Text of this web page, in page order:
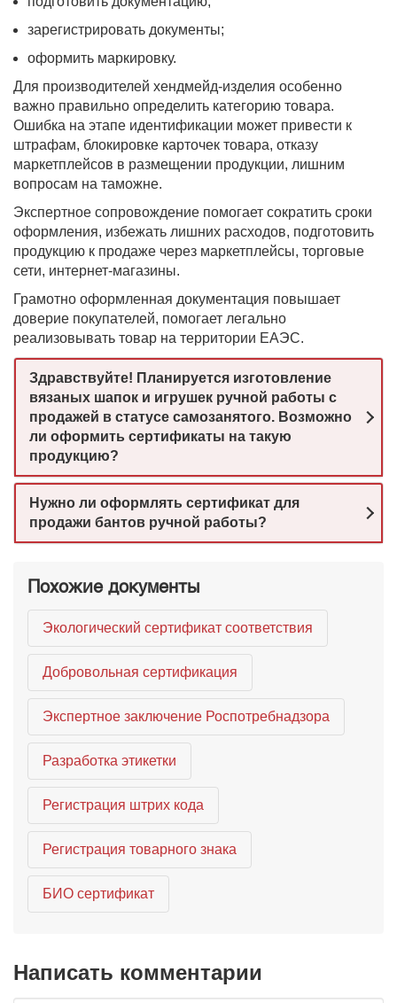
зарегистрировать документы;
оформить маркировку.
Для производителей хендмейд-изделия особенно
важно правильно определить категорию товара.
Ошибка на этапе идентификации может привести к
штрафам, блокировке карточек товара, отказу
маркетплейсов в размещении продукции, лишним
вопросам на таможне.
Экспертное сопровождение помогает сократить сроки
оформления, избежать лишних расходов, подготовить
продукцию к продаже через маркетплейсы, торговые
сети, интернет-магазины.
Грамотно оформленная документация повышает
доверие покупателей, помогает легально
реализовывать товар на территории ЕАЭС.
Здравствуйте! Планируется изготовление
вязаных шапок и игрушек ручной работы с
продажей в статусе самозанятого. Возможно
ли оформить сертификаты на такую
продукцию?
Нужно ли оформлять сертификат для
продажи бантов ручной работы?
Похожие документы
Экологический сертификат соответствия
Добровольная сертификация
Экспертное заключение Роспотребнадзора
Разработка этикетки
Регистрация штрих кода
Регистрация товарного знака
БИО сертификат
Написать комментарии